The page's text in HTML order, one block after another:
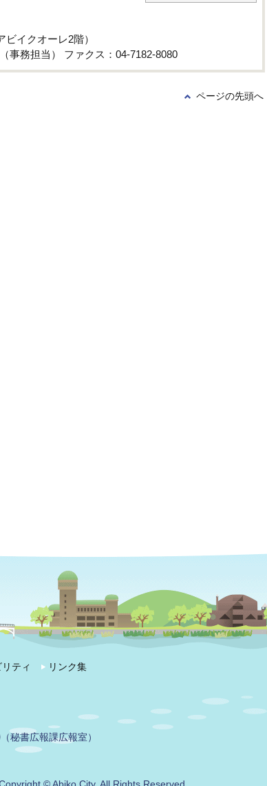
イクオーレ2階）
事務担当） ファクス：04-7182-8080
ページの先頭へ
ティ リンク集
秘書広報課広報室）